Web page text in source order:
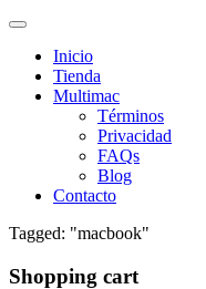
Inicio
Tienda
Multimac
Términos
Privacidad
FAQs
Blog
Contacto
Tagged: "macbook"
Shopping cart